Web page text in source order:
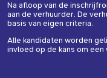
Na afloop van de
aan de verhuurder. De
basis van eigen criteria.
Alle kandidaten worden
invloed op de kans om een